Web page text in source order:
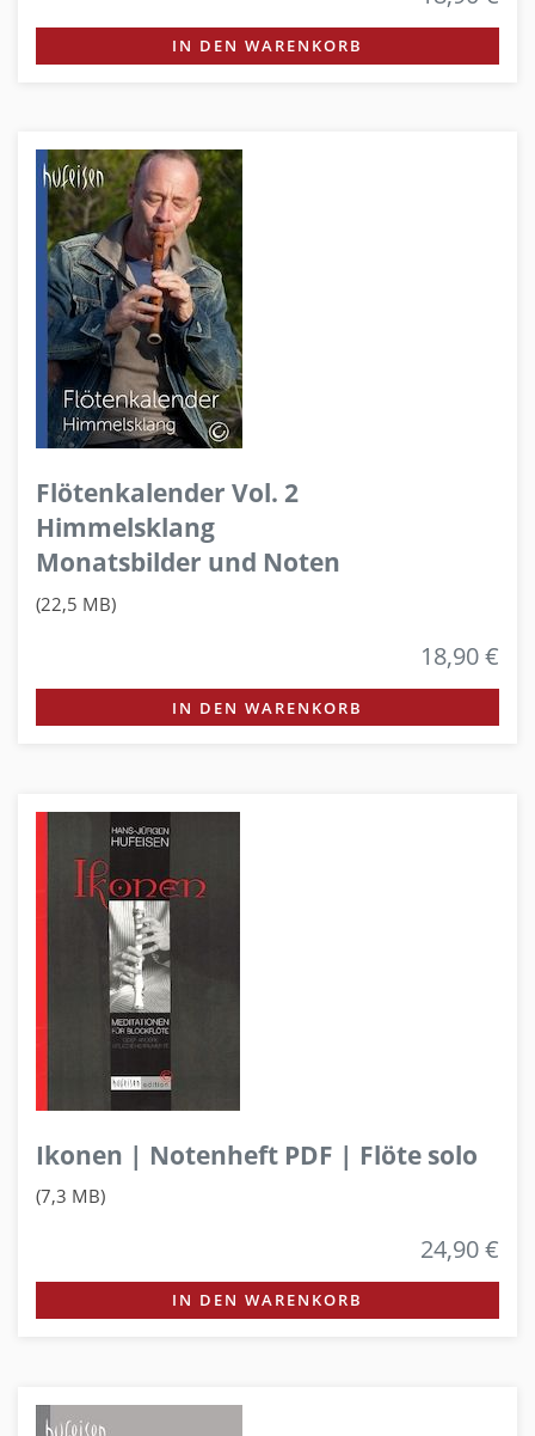
IN DEN WARENKORB
Flötenkalender Vol. 2
Himmelsklang
Monatsbilder und Noten
(22,5 MB)
18,90 €
IN DEN WARENKORB
Ikonen | Notenheft PDF | Flöte solo
(7,3 MB)
24,90 €
IN DEN WARENKORB